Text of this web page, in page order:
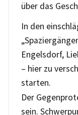
über das
In den
Engelsdorf,
– hier zu
starten.
Der
sein.